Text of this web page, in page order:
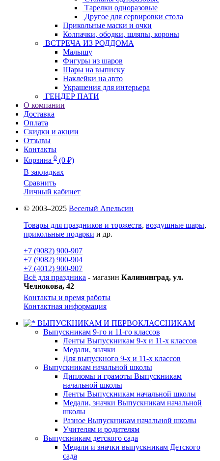
Тарелки одноразовые
Другое для сервировки стола
Прикольные маски и очки
Колпачки, ободки, шляпы, короны
ВСТРЕЧА ИЗ РОДДОМА
Малышу
Фигуры из шаров
Шары на выписку
Наклейки на авто
Украшения для интерьера
ГЕНДЕР ПАТИ
О компании
Доставка
Оплата
Скидки и акции
Отзывы
Контакты
Корзина 0 (0 ₽)
В закладках
Сравнить
Личный кабинет
© 2003–2025 Веселый Апельсин
Товары для праздников и торжеств, воздушные шары,
прикольные подарки и др.
+7 (9082) 900-907
+7 (9082) 900-904
+7 (4012) 900-907
Всё для праздника - магазин Калининград, ул.
Челнокова, 42
Контакты и время работы
Контактная информация
ВЫПУСКНИКАМ И ПЕРВОКЛАССНИКАМ
Выпускникам 9-го и 11-го классов
Ленты Выпускникам 9-х и 11-х классов
Медали, значки
Для выпускного 9-х и 11-х классов
Выпускникам начальной школы
Дипломы и грамоты Выпускникам
начальной школы
Ленты Выпускникам начальной школы
Медали, значки Выпускникам начальной
школы
Разное Выпускникам начальной школы
Учителям и родителям
Выпускникам детского сада
Медали и значки выпускникам Детского
сада